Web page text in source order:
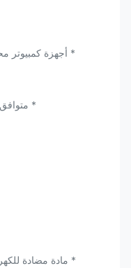
* أجهزة كمبيوتر
*
* مادة مضادة